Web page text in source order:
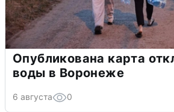
Опубликована карта
воды в Воронеже
6 августа 0